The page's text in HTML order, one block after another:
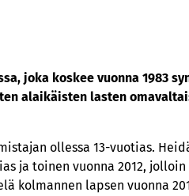
joka kos­kee vuon­na 1983
alai­käis­ten las­ten
ollessa 13-vuotias.
ja toinen vuonna 2012,
kolmannen lapsen vuonna